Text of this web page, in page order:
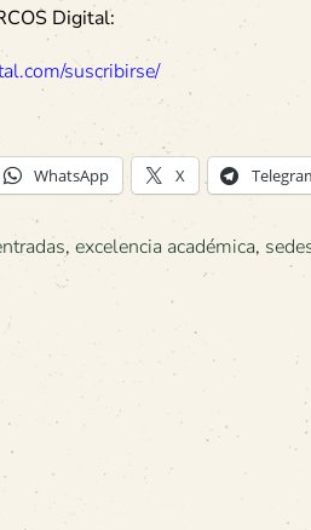
Digital:
suscribirse/
WhatsApp X
, excelencia académica,